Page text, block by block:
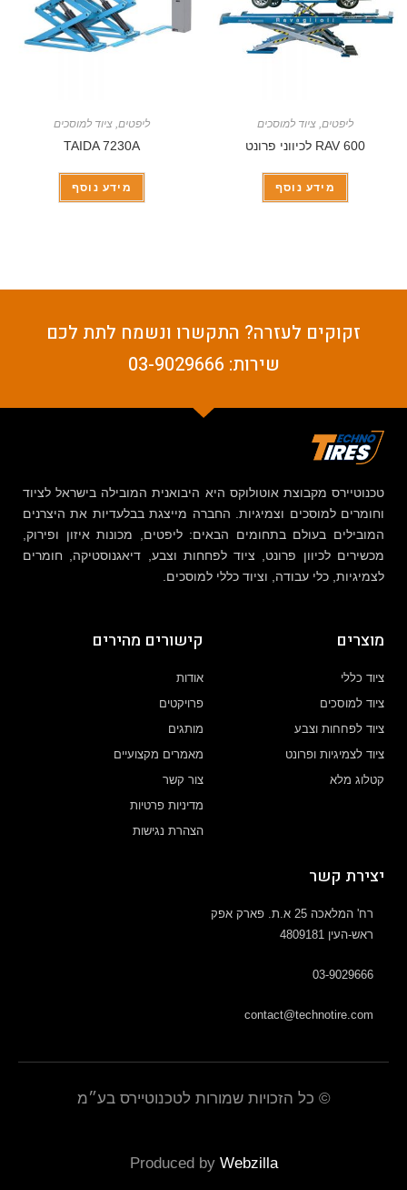
ליפטים, ציוד למוסכים
RAV 600 לכיווני פרונט
מידע נוסף
ליפטים, ציוד למוסכים
TAIDA 7230A
מידע נוסף
זקוקים לעזרה? התקשרו ונשמח לתת לכם
שירות: 03-9029666
טכנוטיירס מקבוצת אוטולוקס היא היבואנית המובילה בישראל לציוד
וחומרים למוסכים וצמיגיות. החברה מייצגת בבלעדיות את היצרנים
המובילים בעולם בתחומים הבאים: ליפטים, מכונות איזון ופירוק,
מכשירים לכיוון פרונט, ציוד לפחחות וצבע, דיאגנוסטיקה, חומרים
לצמיגיות, כלי עבודה, וציוד כללי למוסכים.
מוצרים
ציוד כללי
ציוד למוסכים
ציוד לפחחות וצבע
ציוד לצמיגיות ופרונט
קטלוג מלא
קישורים מהירים
אודות
פרויקטים
מותגים
מאמרים מקצועיים
צור קשר
מדיניות פרטיות
הצהרת נגישות
יצירת קשר
רח' המלאכה 25 א.ת. פארק אפק
ראש-העין 4809181
03-9029666
contact@technotire.com
© כל הזכויות שמורות לטכנוטיירס בע״מ
Produced by Webzilla